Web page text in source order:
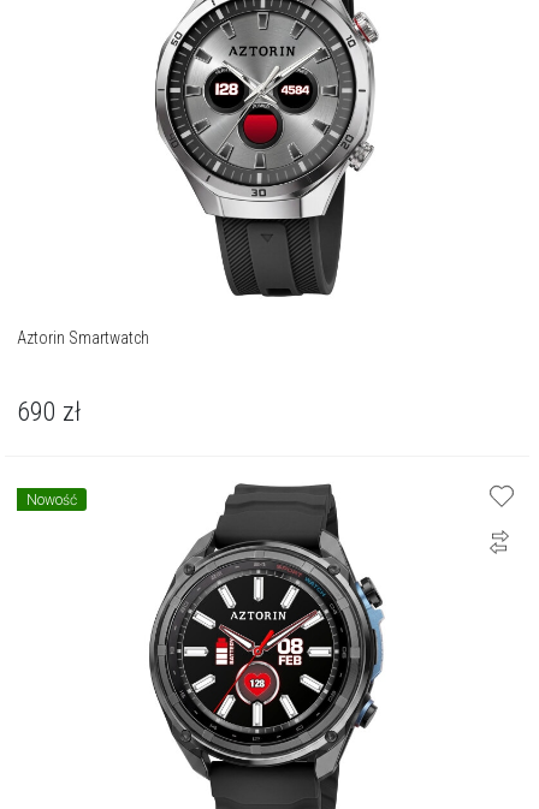
Aztorin Smartwatch
690 zł
Nowość